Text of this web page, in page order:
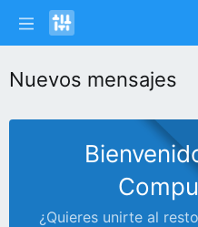
Nuevos mensajes
¿Quieres unirte al